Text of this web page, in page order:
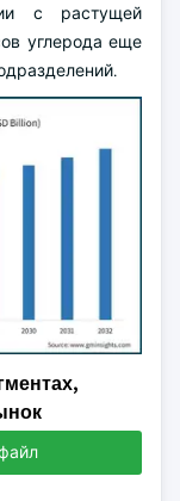
с растущей
углерода еще